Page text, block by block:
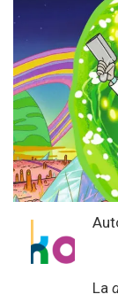
La